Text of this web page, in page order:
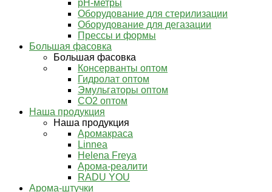
pH-метры
Оборудование для стерилизации
Оборудование для дегазации
Прессы и формы
Большая фасовка
Большая фасовка
Консерванты оптом
Гидролат оптом
Эмульгаторы оптом
СО2 оптом
Наша продукция
Наша продукция
Аромакраса
Linnea
Helena Freya
Арома-реалити
RADU YOU
Арома-штучки